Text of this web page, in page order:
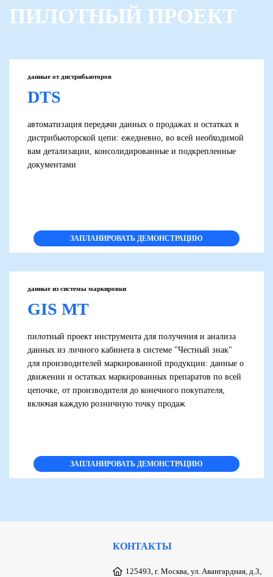
ПИЛОТНЫЙ ПРОЕКТ
данные от дистрибьюторов
DTS
автоматизация передачи данных о продажах и остатках в
дистрибьюторской цепи: ежедневно, во всей необходимой
вам детализации, консолидированные и подкрепленные
документами
ЗАПЛАНИРОВАТЬ ДЕМОНСТРАЦИЮ
данные из системы маркировки
GIS MT
пилотный проект инструмента для получения и анализа
данных из личного кабинета в системе "Честный знак"
для производителей маркированной продукции: данные о
движении и остатках маркированных препаратов по всей
цепочке, от производителя до конечного покупателя,
включая каждую розничную точку продаж
ЗАПЛАНИРОВАТЬ ДЕМОНСТРАЦИЮ
КОНТАКТЫ
125493, г. Москва, ул. Авангардная, д.3,